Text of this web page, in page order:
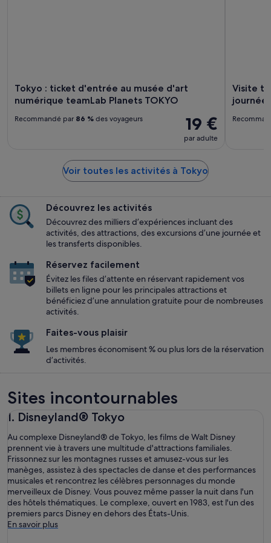
Tokyo : ticket d'entrée au musée d'art
numérique teamLab Planets TOKYO
19 €
par adulte
Recommandé par 86 % des voyageurs
Visite
journée
Voir toutes les activités à Tokyo
Découvrez les activités
Découvrez des milliers d’expériences incluant des
activités, des attractions, des excursions d’une journée et
les transferts disponibles.
Réservez facilement
Évitez les files d’attente en réservant rapidement vos
billets en ligne pour les principales attractions et
bénéficiez d’une annulation gratuite pour de nombreuses
activités.
Faites-vous plaisir
Les membres économisent % ou plus lors de la réservation
d’activités.
Sites incontournables
1. Disneyland® Tokyo
Au complexe Disneyland® de Tokyo, les films de Walt Disney
prennent vie à travers une multitude d'attractions familiales.
Frissonnez sur les montagnes russes et amusez-vous sur les
manèges, assistez à des spectacles de danse et des performances
musicales et rencontrez les célèbres personnages du monde
merveilleux de Disney. Vous pouvez même passer la nuit dans l'un
des hôtels thématiques. Le complexe, ouvert en 1983, est l'un des
premiers parcs Disney en dehors des États-Unis.
En savoir plus